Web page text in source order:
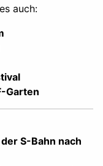
auch:
Garten
S-Bahn nach